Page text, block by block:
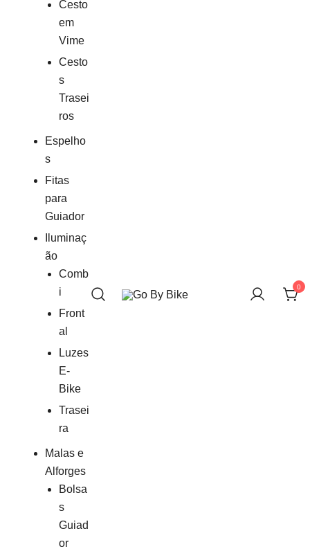
Cesto
em
Vime
Cesto
s
Trasei
ros
Espelho
s
Fitas
para
Guiador
Iluminaç
ão
Comb
i
Front
al
Luzes
E-
Bike
Trasei
ra
Malas e
Alforges
Bolsa
s
Guiad
or
0